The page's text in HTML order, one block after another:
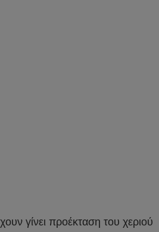
γίνει προέκταση του χεριού